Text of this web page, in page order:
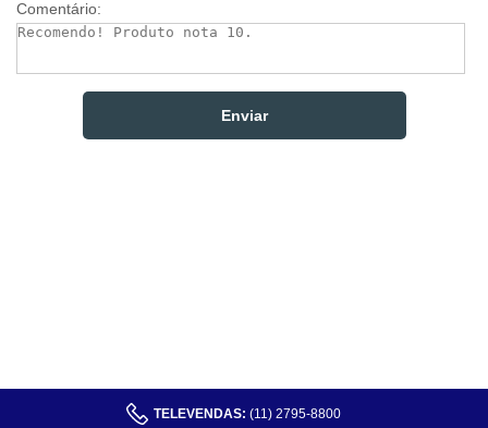
Comentário:
TELEVENDAS: (11) 2795-8800